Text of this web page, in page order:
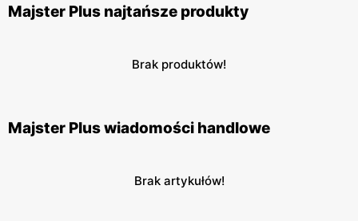
Majster Plus najtańsze produkty
Brak produktów!
Majster Plus wiadomości handlowe
Brak artykułów!